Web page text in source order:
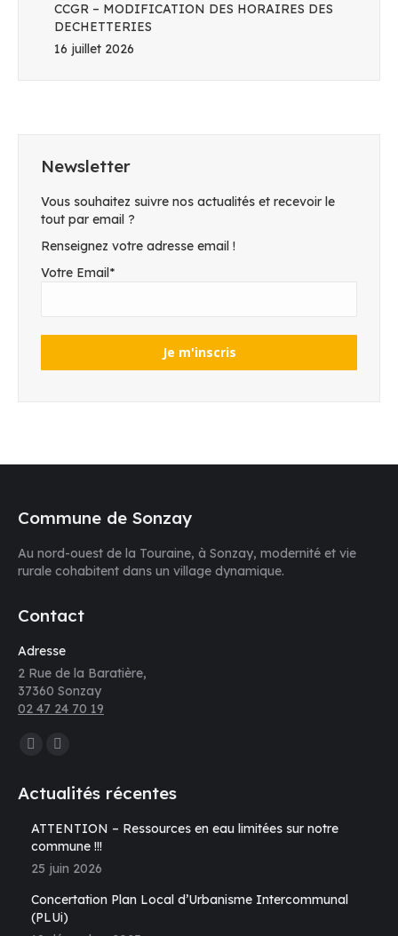
CCGR – MODIFICATION DES HORAIRES DES
DECHETTERIES
16 juillet 2026
Newsletter
Vous souhaitez suivre nos actualités et recevoir le
tout par email ?
Renseignez votre adresse email !
Votre Email*
Commune de Sonzay
Au nord-ouest de la Touraine, à Sonzay, modernité et vie
rurale cohabitent dans un village dynamique.
Contact
Adresse
2 Rue de la Baratière,
37360 Sonzay
02 47 24 70 19
Trouvez nous sur :
Facebook
s'ouvre
dans
une
nouvelle
fenêtre
E-
mail
s'ouvre
dans
une
nouvelle
Actualités récentes
ATTENTION – Ressources en eau limitées sur notre
commune !!!
25 juin 2026
Concertation Plan Local d’Urbanisme Intercommunal
(PLUi)